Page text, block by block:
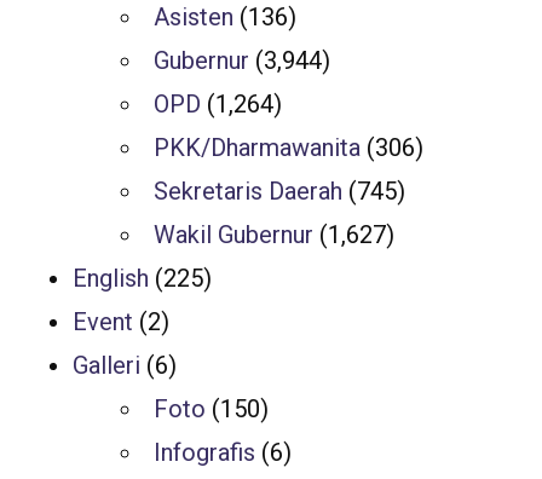
Asisten (136)
Gubernur (3,944)
OPD (1,264)
PKK/Dharmawanita (306)
Sekretaris Daerah (745)
Wakil Gubernur (1,627)
English (225)
Event (2)
Galleri (6)
Foto (150)
Infografis (6)